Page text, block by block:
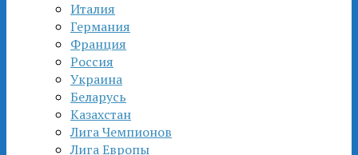
Италия
Германия
Франция
Россия
Украина
Беларусь
Казахстан
Лига Чемпионов
Лига Европы